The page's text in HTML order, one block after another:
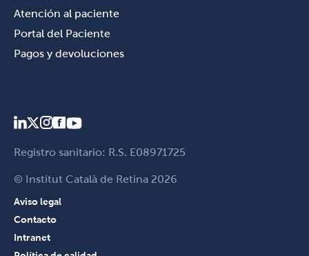
Atención al paciente
Portal del Paciente
Pagos y devoluciones
Registro sanitario: R.S. E08971725
© Institut Català de Retina 2026
Aviso legal
Contacto
Intranet